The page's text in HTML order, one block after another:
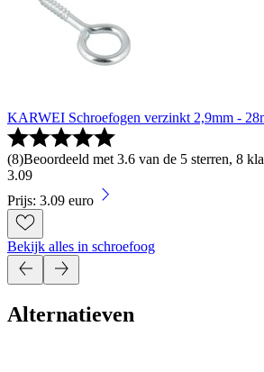
KARWEI Schroefogen verzinkt 2,9mm -
(8)Beoordeeld met 3.6 van de 5 sterren, 8
3.09
Prijs: 3.09 euro
Bekijk alles in schroefoog
Alternatieven